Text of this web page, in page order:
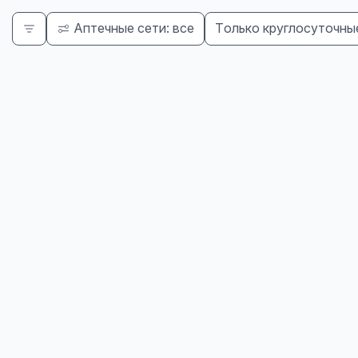
Аптечные сети: все Только